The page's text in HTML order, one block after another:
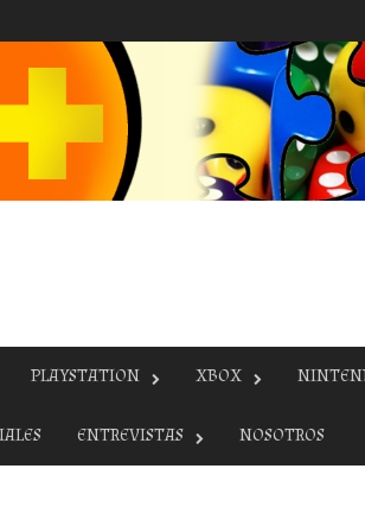
PLAYSTATION XBOX
ENTREVISTAS NOSOTROS